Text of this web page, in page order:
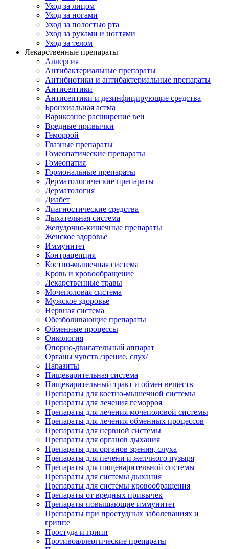
Уход за лицом
Уход за ногами
Уход за полостью рта
Уход за руками и ногтями
Уход за телом
Лекарственные препараты
Аллергия
Антибактериальные препараты
Антибиотики и антибактериальные препараты
Антисептики
Антисептики и дезинфицирующие средства
Бронхиальная астма
Варикозное расширение вен
Вредные привычки
Геморрой
Глазные препараты
Гомеопатические препараты
Гомеопатия
Гормональные препараты
Дерматологические препараты
Дерматология
Диабет
Диагностические средства
Дыхательная система
Желудочно-кишечные препараты
Женское здоровье
Иммунитет
Контрацепция
Костно-мышечная система
Кровь и кровообращение
Лекарственные травы
Мочеполовая система
Мужское здоровье
Нервная система
Обезболивающие препараты
Обменные процессы
Онкология
Опорно-двигательный аппарат
Органы чувств /зрение, слух/
Паразиты
Пищеварительная система
Пищеварительный тракт и обмен веществ
Препараты для костно-мышечной системы
Препараты для лечения геморроя
Препараты для лечения мочеполовой системы
Препараты для лечения обменных процессов
Препараты для нервной системы
Препараты для органов дыхания
Препараты для органов зрения, слуха
Препараты для печени и желчного пузыря
Препараты для пищеварительной системы
Препараты для системы дыхания
Препараты для системы кровообращения
Препараты от вредных привычек
Препараты повышающие иммунитет
Препараты при простудных заболеваниях и
гриппе
Простуда и грипп
Противоаллергические препараты